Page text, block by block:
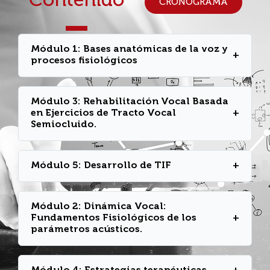
CRONOGRAMA
Módulo 1: Bases anatómicas de la voz y
procesos fisiológicos
+
Exploración la interacción de los sistemas
involucrados desde las bases
biológicas.
Módulo 3: Rehabilitación Vocal Basada
en Ejercicios de Tracto Vocal
Semiocluido.
+
Comprensión clara de la eficiencia y
equilibrio fonatorio para reducir el máximo el
esfuerzo vocal.
– Marcos conceptuales para la
rehabilitación en voz
– El ABC y D de la intervención vocal
– Recursos, estrategias y ejercicios para la
rehabilitación de la voz
Módulo 5: Desarrollo de TIF +
Preparación y orientaciones para
presentación de Trabajo final integrador
Módulo 2: Dinámica Vocal:
Fundamentos Fisiológicos de los
parámetros acústicos.
+